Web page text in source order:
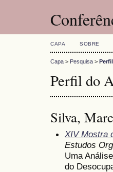
CAPA SOBRE
Capa > Pesquisa >
Perfil do
Silva,
XIV Mostra
Estudos
Uma
do